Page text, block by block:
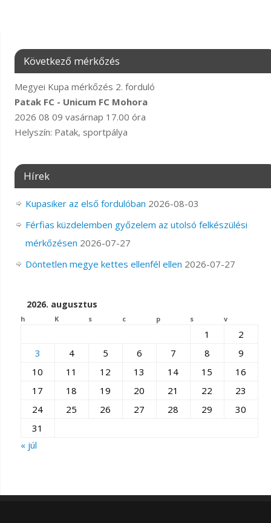
Következő mérkőzés
Megyei Kupa mérkőzés 2. forduló
Patak FC - Unicum FC Mohora
2026 08 09 vasárnap 17.00 óra
Helyszín: Patak, sportpálya
Hírek
Kupasiker az első fordulóban 2026-08-03
Férfias küzdelemben győzelem az utolsó felkészülési
mérkőzésen 2026-07-27
Döntetlen megye kettes ellenfél ellen 2026-07-27
2026. augusztus
h K s c p s v
1
2
3
4 5 6 7 8
9
10
11 12 13 14 15
16
17
18 19 20 21 22
23
24
25 26 27 28 29
30
31
« júl